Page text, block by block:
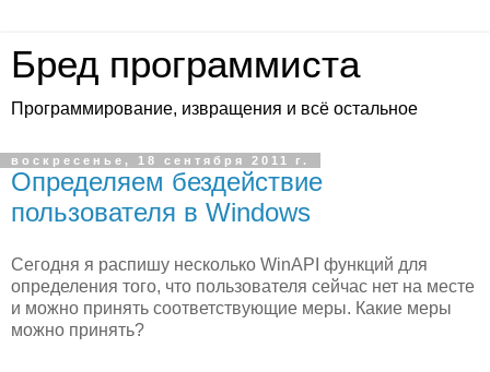
Бред программиста
Программирование, извращения и всё остальное
воскресенье, 18 сентября 2011 г.
Определяем бездействие
пользователя в Windows
Сегодня я распишу несколько WinAPI функций для
определения того, что пользователя сейчас нет на месте
и можно принять соответствующие меры. Какие меры
можно принять?